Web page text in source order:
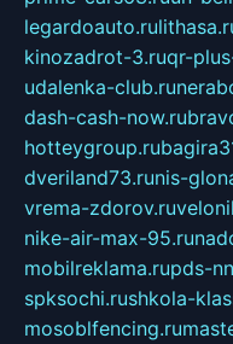
legardoauto.ru
kinozadrot-3.ruqr-
udalenka-club.ru
dash-cash-now.ru
hotteygroup.ru
dveriland73.runis-
vrema-zdorov.ru
nike-air-max-95.ru
mobilreklama.rupds-
spksochi.rushkola-
mosoblfencing.ru